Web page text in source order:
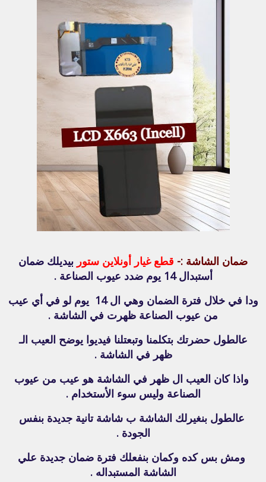
ضمان الشاشة :- قطع غيار أونلاين ستور بيديلك ضمان
أستبدال 14 يوم ضدد عيوب الصناعة .
ودا في خلال فترة الضمان وهي ال 14 يوم لو في أي عيب
من عيوب الصناعة ظهرت في الشاشة .
عالطول حضرتك بتكلمنا وتبعتلنا فيديوا يوضح العيب الـ
ظهر في الشاشة .
واذا كان العيب ال ظهر في الشاشة هو عيب من عيوب
الصناعة وليس سوء الأستخدام .
عالطول بنغيرلك الشاشة ب شاشة تانية جديدة بنفس
الجودة .
ومش بس كده وكمان بنفعلك فترة ضمان جديدة علي
الشاشة المستبداله .